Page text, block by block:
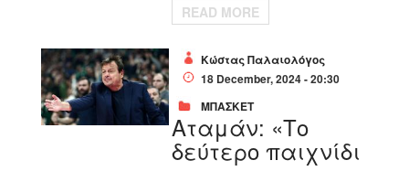
READ MORE
Κώστας Παλαιολόγος
18 December, 2024 - 20:30
ΜΠΑΣΚΕΤ
Αταμάν: «Το
δεύτερο παιχνίδι